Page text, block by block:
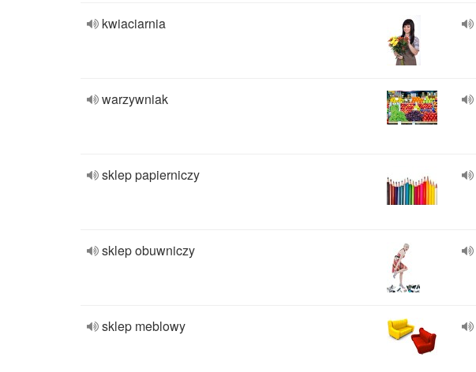
kwiaciarnia
warzywniak
sklep papierniczy
sklep obuwniczy
sklep meblowy